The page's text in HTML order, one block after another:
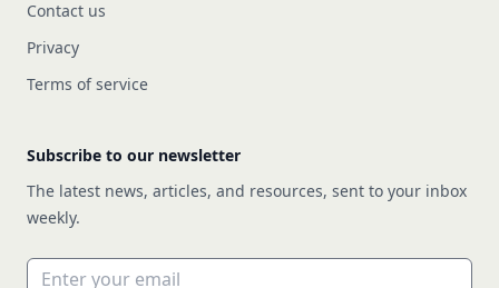
Contact us
Privacy
Terms of service
Subscribe to our newsletter
The latest news, articles, and resources, sent to your inbox
weekly.
Email address